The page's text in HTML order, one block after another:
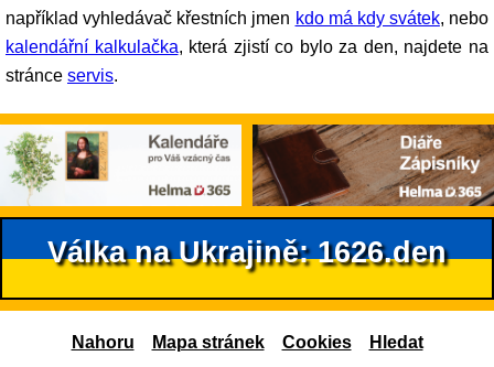
například vyhledávač křestních jmen kdo má kdy svátek, nebo
kalendářní kalkulačka, která zjistí co bylo za den, najdete na
stránce servis.
Válka na Ukrajině: 1626.den
Nahoru Mapa stránek Cookies Hledat